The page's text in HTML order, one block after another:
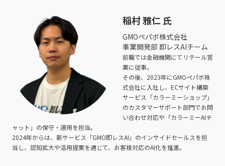
稲村 雅仁 氏
GMOペパボ株式会社
事業開発部 即レスAIチーム
前職では金融機関にてリテール営
業に従事。
その後、2023年にGMOペパボ株
式会社に入社し、ECサイト構築
サービス「カラーミーショップ」
のカスタマーサポート部門でお問
い合わせ対応や「カラーミーAIチ
ャット」の保守・運用を担当。
2024年からは、新サービス「GMO即レスAI」のインサイドセールスを担
当し、認知拡大や活用提案を通じて、お客様対応のAI化を推進。